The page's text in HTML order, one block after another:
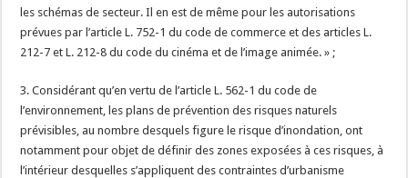
les schémas de secteur. Il en est de même pour les autorisations
prévues par l’article L. 752-1 du code de commerce et des articles L.
212-7 et L. 212-8 du code du cinéma et de l’image animée. » ;
3. Considérant qu’en vertu de l’article L. 562-1 du code de
l’environnement, les plans de prévention des risques naturels
prévisibles, au nombre desquels figure le risque d’inondation, ont
notamment pour objet de définir des zones exposées à ces risques, à
l’intérieur desquelles s’appliquent des contraintes d’urbanisme